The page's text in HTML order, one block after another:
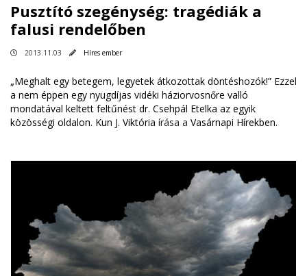
Pusztító szegénység: tragédiák a
falusi rendelőben
2013.11.03 Híres ember
„Meghalt egy betegem, legyetek átkozottak döntéshozók!” Ezzel
a nem éppen egy nyugdíjas vidéki háziorvosnőre valló
mondatával keltett feltűnést dr. Csehpál Etelka az egyik
közösségi oldalon. Kun J. Viktória írása a Vasárnapi Hírekben.